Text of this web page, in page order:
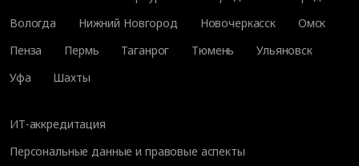
Вологда
Нижний Новгород Новочеркасск
Омск
Пенза
Пермь Таганрог Тюмень
Ульяновск
Уфа
Шахты
ИТ-аккредитация
Персональные данные и правовые аспекты